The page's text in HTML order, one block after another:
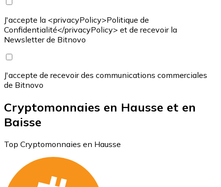
J'accepte la <privacyPolicy>Politique de
Confidentialité</privacyPolicy> et de recevoir la
Newsletter de Bitnovo
J'accepte de recevoir des communications commerciales
de Bitnovo
Cryptomonnaies en Hausse et en
Baisse
Top Cryptomonnaies en Hausse